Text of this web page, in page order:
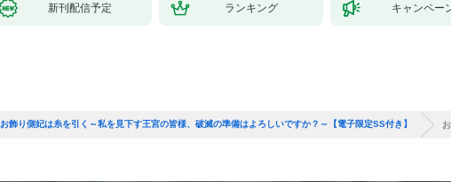
新刊配信予定 ランキング キャンペー
お飾り側妃は糸を引く～私を見下す王宮の皆様、破滅の準備はよろしいですか？～【電子限定SS付き】